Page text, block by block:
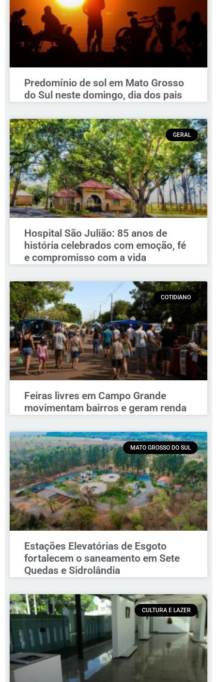
Predomínio de sol em Mato Grosso
do Sul neste domingo, dia dos pais
GERAL
Hospital São Julião: 85 anos de
história celebrados com emoção, fé
e compromisso com a vida
COTIDIANO
Feiras livres em Campo Grande
movimentam bairros e geram renda
MATO GROSSO DO SUL
Estações Elevatórias de Esgoto
fortalecem o saneamento em Sete
Quedas e Sidrolândia
CULTURA E LAZER